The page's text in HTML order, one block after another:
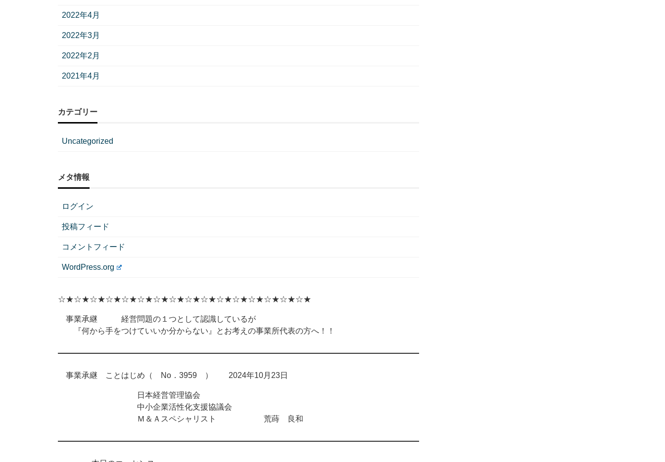
2022年4月
2022年3月
2022年2月
2021年4月
カテゴリー
Uncategorized
メタ情報
ログイン
投稿フィード
コメントフィード
WordPress.org
☆★☆★☆★☆★☆★☆★☆★☆★☆★☆★☆★☆★☆★☆★☆★☆★
事業承継 経営問題の１つとして認識しているが
『何から手をつけていいか分からない』とお考えの事業所代表の方へ！！
事業承継 ことはじめ（ No．3959 ） 2024年10月23日
日本経営管理協会
中小企業活性化支援協議会
Ｍ＆Ａスペシャリスト 荒蒔 良和